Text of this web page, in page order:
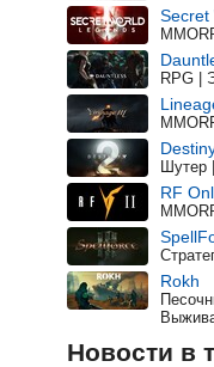
Secret
RPG |
Шутер
RF
Rokh
Новости в